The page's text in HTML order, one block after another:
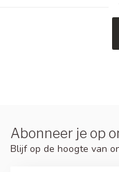
Abonneer je op
Blijf op de hoogte van